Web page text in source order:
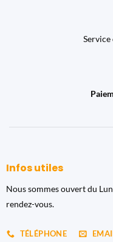
Infos utiles
Nous sommes ouvert du
rendez-vous.
TÉLÉPHONE